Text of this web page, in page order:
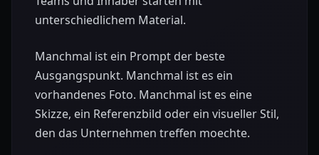
unterschiedlichem Material.
Manchmal ist ein Prompt der beste
Ausgangspunkt. Manchmal ist es ein
vorhandenes Foto. Manchmal ist es eine
Skizze, ein Referenzbild oder ein visueller Stil,
den das Unternehmen treffen moechte.